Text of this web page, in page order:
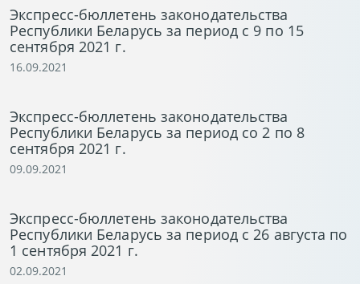
Экспресс-бюллетень законодательства
Республики Беларусь за период с 9 по 15
сентября 2021 г.
16.09.2021
Экспресс-бюллетень законодательства
Республики Беларусь за период со 2 по 8
сентября 2021 г.
09.09.2021
Экспресс-бюллетень законодательства
Республики Беларусь за период с 26 августа по
1 сентября 2021 г.
02.09.2021